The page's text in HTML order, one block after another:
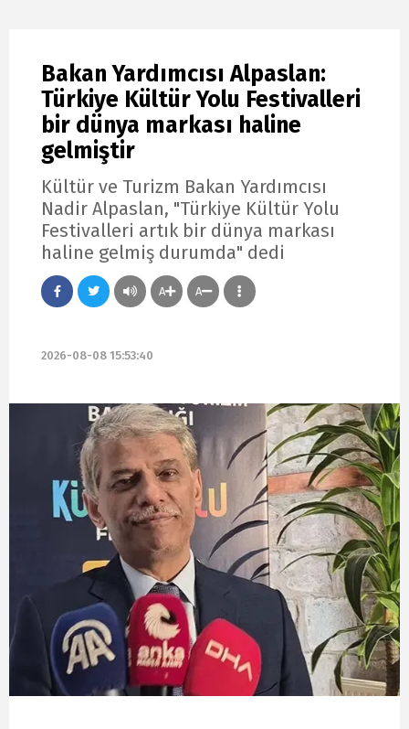
Bakan Yardımcısı Alpaslan:
Türkiye Kültür Yolu Festivalleri
bir dünya markası haline
gelmiştir
Kültür ve Turizm Bakan Yardımcısı
Nadir Alpaslan, "Türkiye Kültür Yolu
Festivalleri artık bir dünya markası
haline gelmiş durumda" dedi
A A
2026-08-08 15:53:40